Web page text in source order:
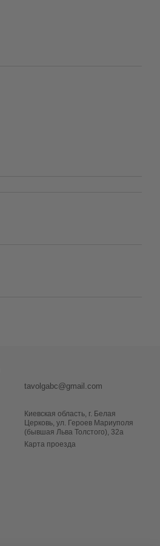
tavolgabc@gmail.com
Киевская область, г. Белая
Церковь, ул. Героев Мариуполя
(бывшая Льва Толстого), 32a
Карта проезда